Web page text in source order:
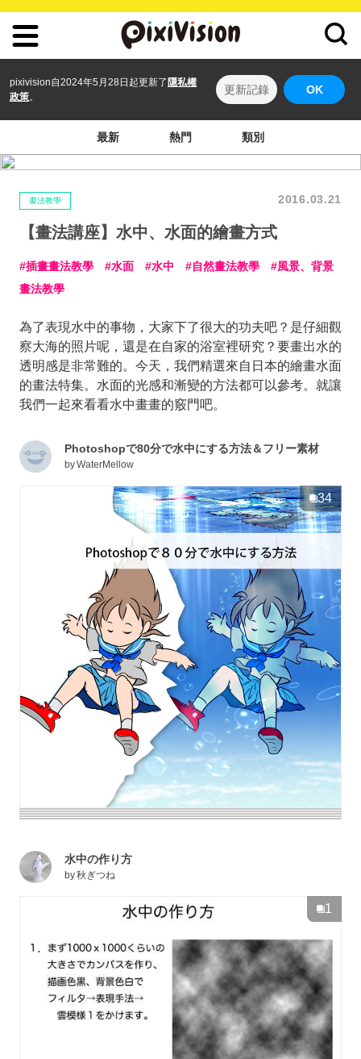
pixivision自2024年5月28日起更新了 隱私權
政策。
更新記錄 OK
最新 熱門 類別
畫法教學 2016.03.21
【畫法講座】水中、水面的繪畫方式
插畫畫法教學 水面 水中 自然畫法教學
風景、背景
畫法教學
為了表現水中的事物，大家下了很大的功夫吧？是仔細觀
察大海的照片呢，還是在自家的浴室裡研究？要畫出水的
透明感是非常難的。今天，我們精選來自日本的繪畫水面
的畫法特集。水面的光感和漸變的方法都可以參考。就讓
我們一起來看看水中畫畫的竅門吧。
Photoshopで80分で水中にする方法＆フリー素材
byWaterMellow
34
水中の作り方
by秋ぎつね
1